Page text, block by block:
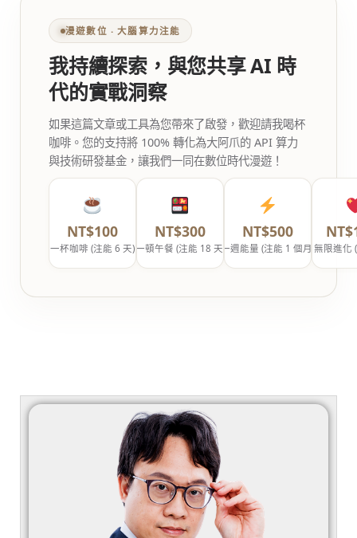
漫遊數位 ‧ 大腦算力注能
我持續探索，與您共享 AI 時
代的實戰洞察
如果這篇文章或工具為您帶來了啟發，歡迎請我喝杯
咖啡。您的支持將 100% 轉化為大阿爪的 API 算力
與技術研發基金，讓我們一同在數位時代漫遊！
NT$100
一杯咖啡 (注能 6 天)
NT$300
一頓午餐 (注能 18 天)
NT$500
一週能量 (注能 1 個月)無限進化